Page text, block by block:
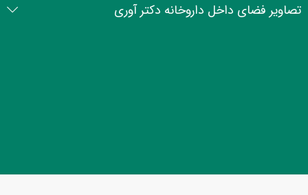
تصاویر فضای داخل داروخانه دکتر آوری